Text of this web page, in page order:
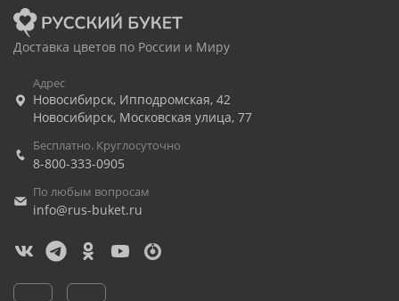
Доставка цветов по России и Миру
Адрес
Новосибирск, Ипподромская, 42
Новосибирск, Московская улица, 77
Бесплатно. Круглосуточно
8-800-333-0905
По любым вопросам
info@rus-buket.ru